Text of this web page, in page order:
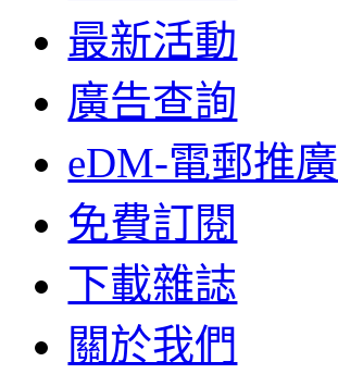
最新活動
廣告查詢
eDM-電郵推廣
免費訂閱
下載雜誌
關於我們